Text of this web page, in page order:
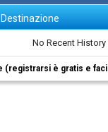
Destinazione
No Recent History
(registrarsi è gratis e